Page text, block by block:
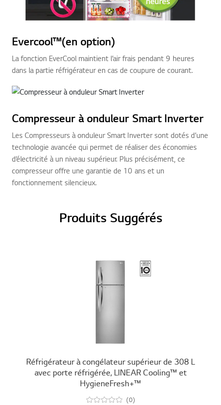
Evercool™(en option)
La fonction EverCool maintient l’air frais pendant 9 heures
dans la partie réfrigérateur en cas de coupure de courant.
Compresseur à onduleur Smart Inverter
Les Compresseurs à onduleur Smart Inverter sont dotés d’une
technologie avancée qui permet de réaliser des économies
d’électricité à un niveau supérieur. Plus précisément, ce
compresseur offre une garantie de 10 ans et un
fonctionnement silencieux.
Produits Suggérés
Réfrigérateur à congélateur supérieur de 308 L
avec porte réfrigérée, LINEAR Cooling™ et
HygieneFresh+™
(0)